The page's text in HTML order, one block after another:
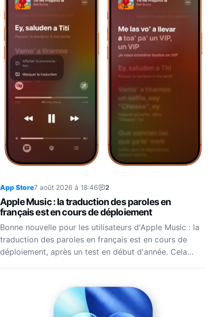
App Store7 août 2026 à 18:46 2
Apple Music : la traduction des paroles en
français est en cours de déploiement
Bonne nouvelle pour les utilisateurs d'Apple Music : la
traduction des paroles en français est en cours de
déploiement, après un test en début d'année. Cela…